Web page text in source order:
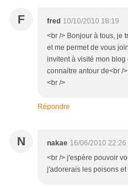
F fred 10/10/2010 18:19
<br /> Bonjour à tous, je
et me permet de vous
invitent à visité mon blog
connaitre antour de<br /
<br />
Répondre
N nakae 16/06/2010 22:26
<br /> j'espère pouvoir
j'adorerais les poisons et